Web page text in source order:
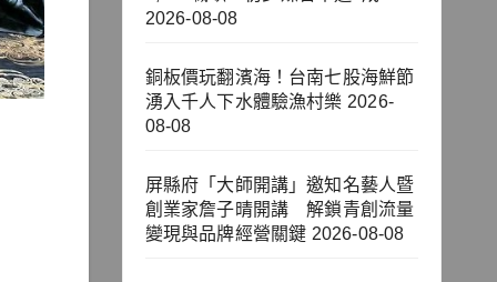
2026-08-08
銅板價玩翻濱海！台南七股海鮮節
湧入千人下水體驗漁村樂 2026-
08-08
屏縣府「大師開講」邀知名藝人暨
創業家詹子晴開講 解鎖青創流量
變現與品牌經營關鍵 2026-08-08